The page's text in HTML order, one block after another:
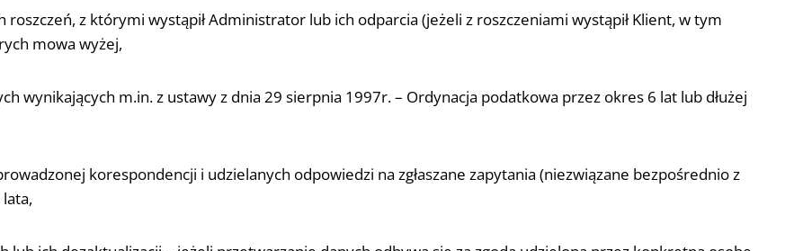
z którymi wystąpił Administrator lub ich odparcia (jeżeli z roszczeniami wystąpił Klient, w tym
mowa wyżej,
wynikających m.in. z ustawy z dnia 29 sierpnia 1997r. – Ordynacja podatkowa przez okres 6 lat lub dłużej
korespondencji i udzielanych odpowiedzi na zgłaszane zapytania (niezwiązane bezpośrednio z